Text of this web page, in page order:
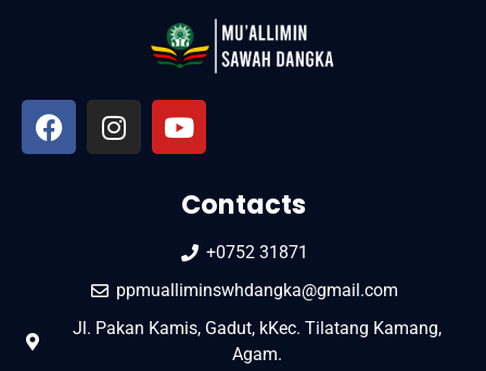
Contacts
+0752 31871
ppmualliminswhdangka@gmail.com
Jl. Pakan Kamis, Gadut, kKec. Tilatang Kamang,
Agam.